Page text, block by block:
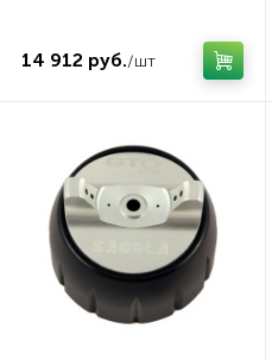
14 912 руб./шт